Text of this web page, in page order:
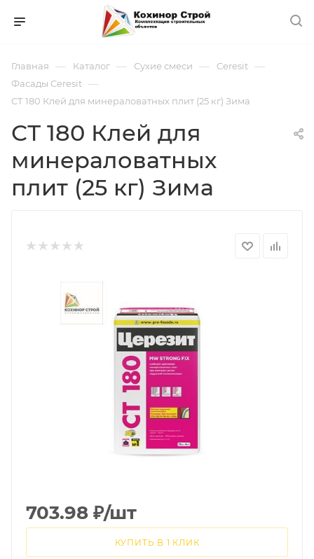
Главная — Каталог — Сухие смеси — Ceresit —
Фасады Ceresit —
СТ 180 Клей для минераловатных плит (25 кг) Зима
СТ 180 Клей для
минераловатных
плит (25 кг) Зима
703.98 ₽/шт
КУПИТЬ В 1 КЛИК